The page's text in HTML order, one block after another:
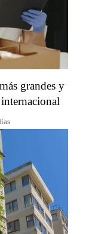
grandes y